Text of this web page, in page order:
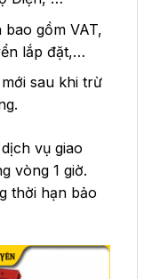
bao gồm VAT,
lắp đặt,…
sau khi trừ
vụ giao
vòng 1 giờ.
thời hạn bảo